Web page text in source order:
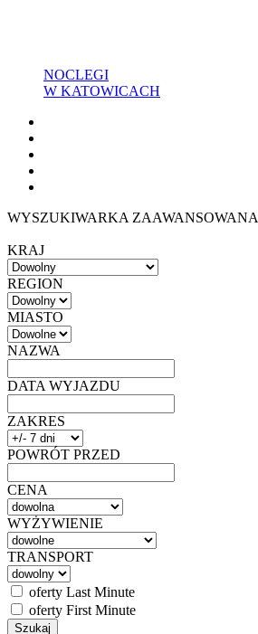
NOCLEGI
W KATOWICACH
WYSZUKIWARKA ZAAWANSOWANA
KRAJ
REGION
MIASTO
NAZWA
DATA WYJAZDU
ZAKRES
POWRÓT PRZED
CENA
WYŻYWIENIE
TRANSPORT
oferty Last Minute
oferty First Minute